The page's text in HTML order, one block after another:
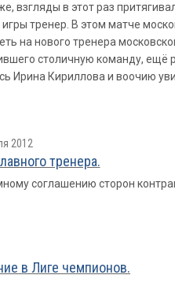
взгляды в этот раз
тренер. В этом матче
на нового тренера
столичную команду, ещё
Ирина Кириллова и воочию
2012
тренера.
соглашению сторон
в Лиге чемпионов.